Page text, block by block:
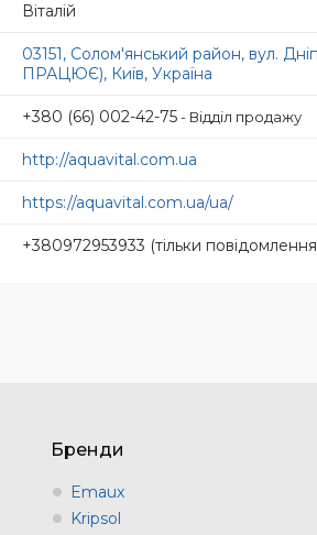
Віталій
03151, Солом'янський район, вул.
ПРАЦЮЄ), Київ, Україна
+380 (66) 002-42-75 Відділ продажу
http://aquavital.com.ua
https://aquavital.com.ua/ua/
+380972953933 (тільки
Бренди
Emaux
Kripsol